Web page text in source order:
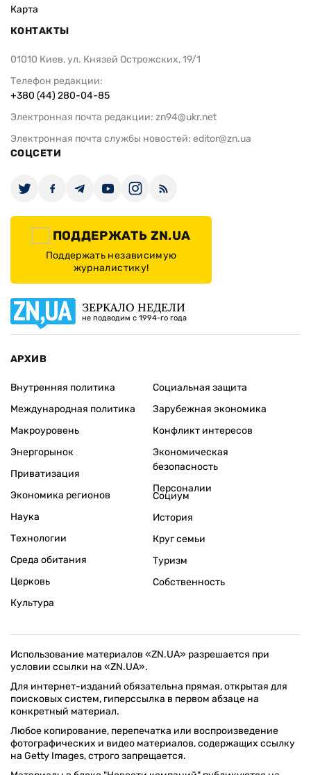
Карта
КОНТАКТЫ
01010 Киев, ул. Князей Острожских, 19/1
Телефон редакции:
+380 (44) 280-04-85
Электронная почта редакции: zn94@ukr.net
Электронная почта службы новостей: editor@zn.ua
СОЦСЕТИ
ПОДДЕРЖАТЬ ZN.UA
Поддержать независимую
журналистику!
ЗЕРКАЛО НЕДЕЛИ
не подводим с 1994-го года
АРХИВ
Внутренняя политика
Международная политика
Макроуровень
Энергорынок
Приватизация
Экономика регионов
Социальная защита
Зарубежная экономика
Конфликт интересов
Экономическая
безопасность
Персоналии
Наука
Технологии
Среда обитания
Церковь
Культура
Социум
История
Круг семьи
Туризм
Собственность
Использование материалов «ZN.UA» разрешается при
условии ссылки на «ZN.UA».
Для интернет-изданий обязательна прямая, открытая для
поисковых систем, гиперссылка в первом абзаце на
конкретный материал.
Любое копирование, перепечатка или воспроизведение
фотографических и видео материалов, содержащих ссылку
на Getty Images, строго запрещается.